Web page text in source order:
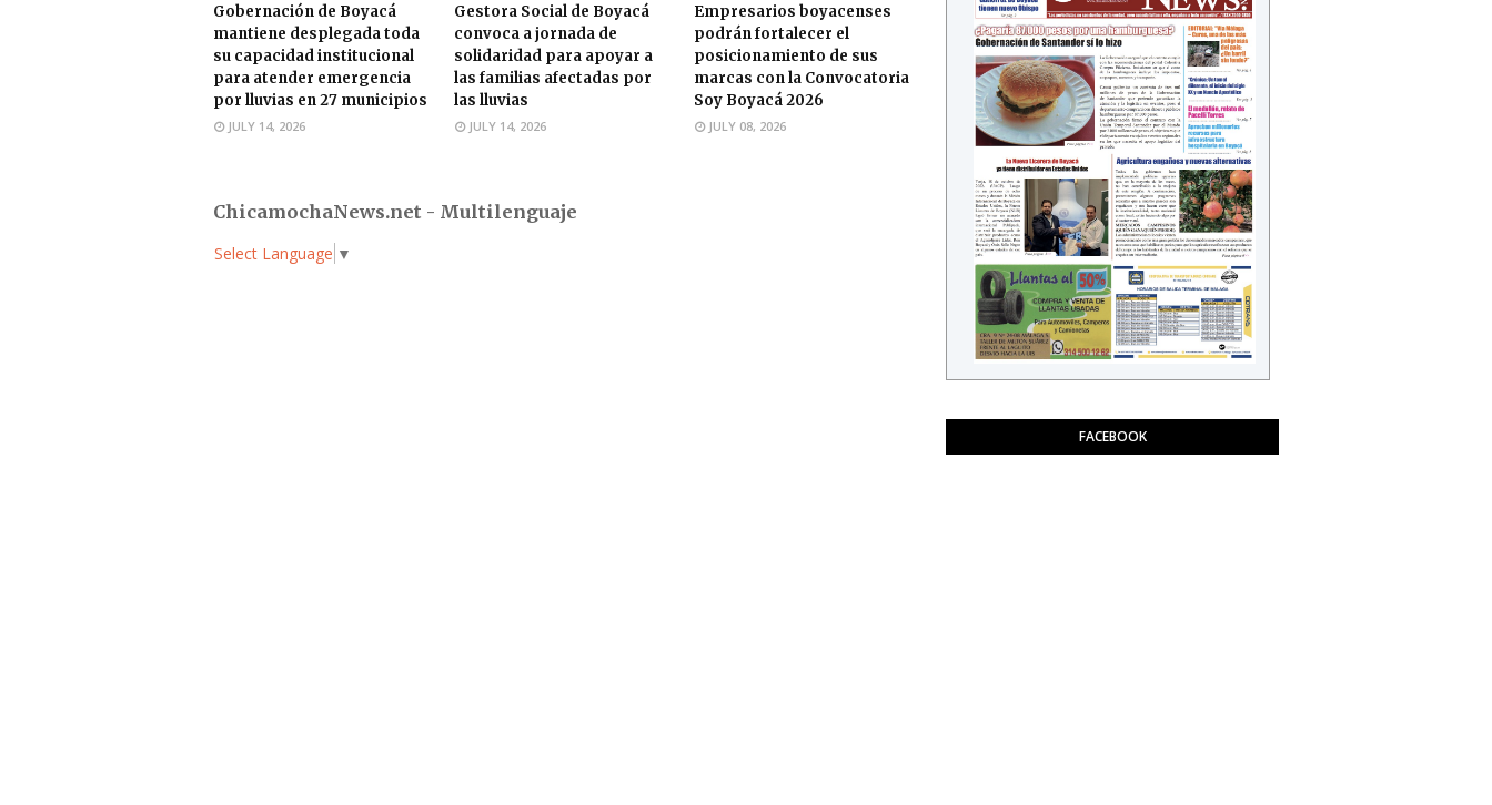
Gobernación de Boyacá
mantiene desplegada toda
su capacidad institucional
para atender emergencia
por lluvias en 27 municipios
JULY 14, 2026
Gestora Social de Boyacá
convoca a jornada de
solidaridad para apoyar a
las familias afectadas por
las lluvias
JULY 14, 2026
Empresarios boyacenses
podrán fortalecer el
posicionamiento de sus
marcas con la Convocatoria
Soy Boyacá 2026
JULY 08, 2026
ChicamochaNews.net - Multilenguaje
Select Language ▼
FACEBOOK